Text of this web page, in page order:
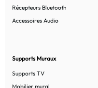
Récepteurs Bluetooth
Accessoires Audio
Supports Muraux
Supports TV
Mobilier mural